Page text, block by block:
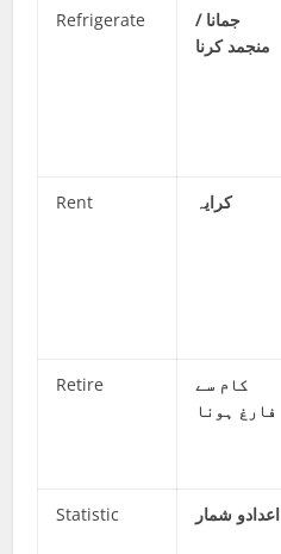
Refrigerate
جمانا /
منجمد کرنا
Rent کرایہ
Retire
کام سے
فارغ ہونا
Statistic اعدادو شمار